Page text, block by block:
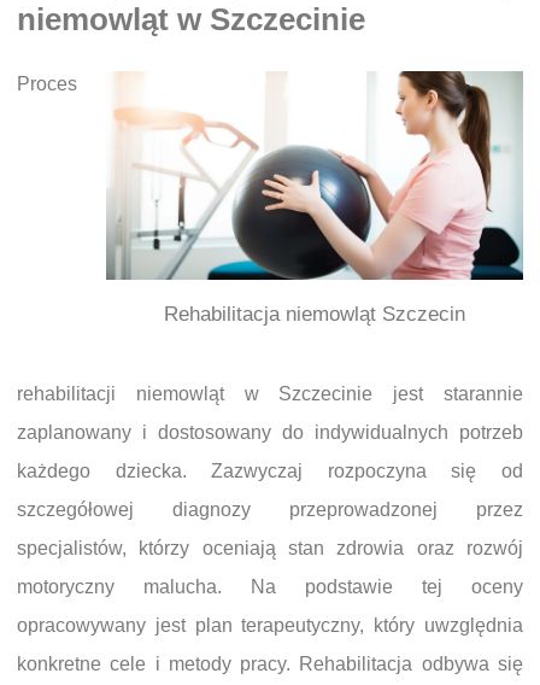
niemowląt w Szczecinie
Rehabilitacja niemowląt Szczecin
Proces
rehabilitacji niemowląt w Szczecinie jest starannie
zaplanowany i dostosowany do indywidualnych potrzeb
każdego dziecka. Zazwyczaj rozpoczyna się od
szczegółowej diagnozy przeprowadzonej przez
specjalistów, którzy oceniają stan zdrowia oraz rozwój
motoryczny malucha. Na podstawie tej oceny
opracowywany jest plan terapeutyczny, który uwzględnia
konkretne cele i metody pracy. Rehabilitacja odbywa się